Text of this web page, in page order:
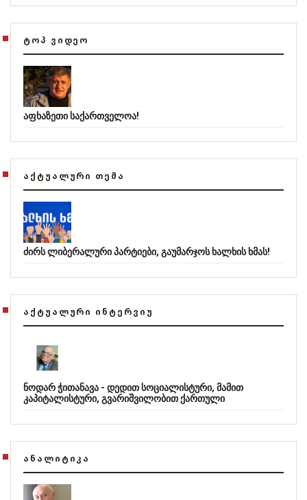
ᲢᲝᲞ ᲕᲘᲓᲔᲝ
აფხაზეთი საქართველოა!
ᲐᲥᲢᲣᲐᲚᲣᲠᲘ ᲗᲔᲛᲐ
ძირს ლიბერალური პარტიები, გაუმარჯოს ხალხის ხმას!
ᲐᲥᲢᲣᲐᲚᲣᲠᲘ ᲘᲜᲢᲔᲠᲕᲘᲣ
ნოდარ ჭითანავა - დედით სოციალისტური, მამით
კაპიტალისტური, გვარიშვილობით ქართული
ᲐᲜᲐᲚᲘᲢᲘᲙᲐ